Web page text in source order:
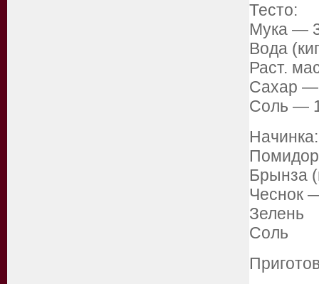
Тесто:
Мука —
Вода
Раст.
Сахар —
Соль —
Начинка:
Брынза
Чеснок
Зелень
Соль